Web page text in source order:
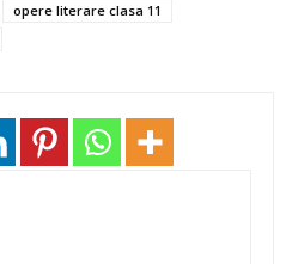
opere literare clasa 11